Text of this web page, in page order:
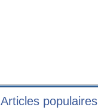
Articles populaires